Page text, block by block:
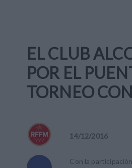
EL CLUB
POR EL
TORNEO
14/12/2016
Con la